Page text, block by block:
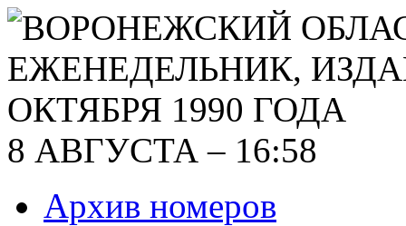
8 АВГУСТА – 16:58
Архив номеров